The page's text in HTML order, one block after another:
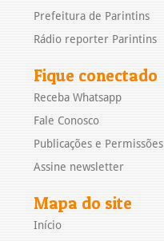
Prefeitura de Parintins
Rádio reporter Parintins
Fique conectado
Receba Whatsapp
Fale Conosco
Publicações e Permissões
Assine newsletter
Mapa do site
Início